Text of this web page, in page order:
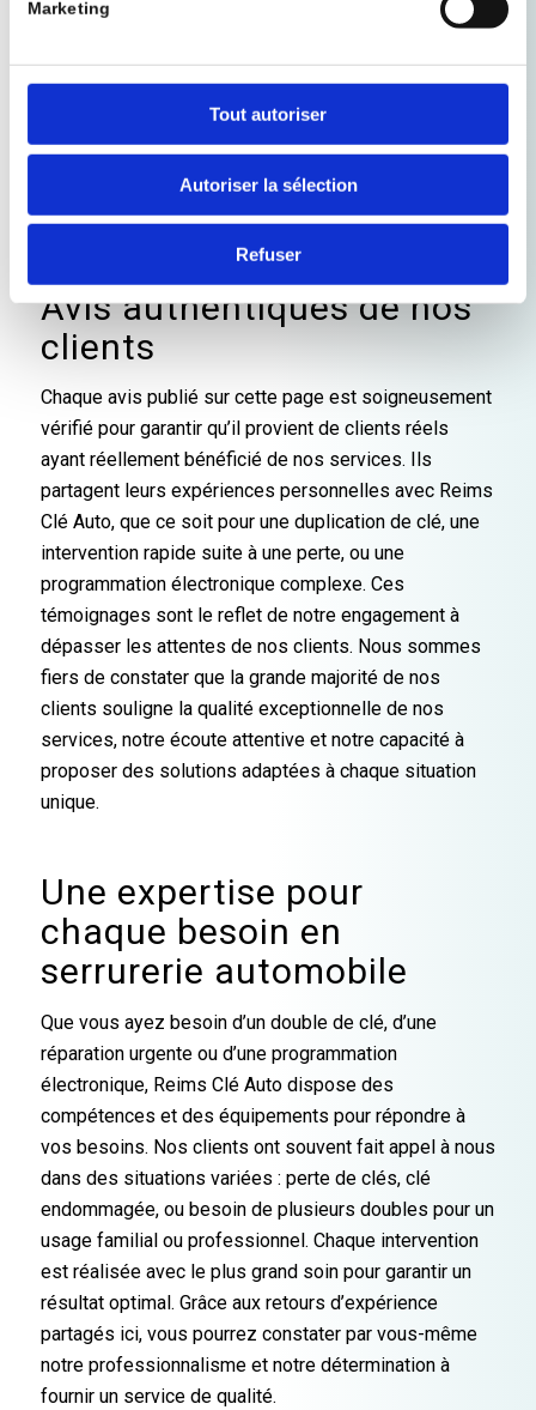
Marketing
Tout autoriser
Autoriser la sélection
Refuser
parfaitement avec le système électronique de votre
véhicule. Les avis que vous lirez ici témoignent de
rapides et efficaces. Nos techniciens sont formés
pour traiter une large gamme de modèles et de
marques, assurant ainsi une compatibilité optimale et
une satisfaction garantie.
Avis authentiques de nos
clients
Chaque avis publié sur cette page est soigneusement
vérifié pour garantir qu’il provient de clients réels
ayant réellement bénéficié de nos services. Ils
partagent leurs expériences personnelles avec Reims
Clé Auto, que ce soit pour une duplication de clé, une
intervention rapide suite à une perte, ou une
programmation électronique complexe. Ces
témoignages sont le reflet de notre engagement à
dépasser les attentes de nos clients. Nous sommes
fiers de constater que la grande majorité de nos
clients souligne la qualité exceptionnelle de nos
services, notre écoute attentive et notre capacité à
proposer des solutions adaptées à chaque situation
unique.
Une expertise pour
chaque besoin en
serrurerie automobile
Que vous ayez besoin d’un double de clé, d’une
réparation urgente ou d’une programmation
électronique, Reims Clé Auto dispose des
compétences et des équipements pour répondre à
vos besoins. Nos clients ont souvent fait appel à nous
dans des situations variées : perte de clés, clé
endommagée, ou besoin de plusieurs doubles pour un
usage familial ou professionnel. Chaque intervention
est réalisée avec le plus grand soin pour garantir un
résultat optimal. Grâce aux retours d’expérience
partagés ici, vous pourrez constater par vous-même
notre professionnalisme et notre détermination à
fournir un service de qualité.